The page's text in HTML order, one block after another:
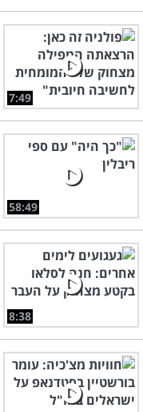
7:49
58:49
8:38